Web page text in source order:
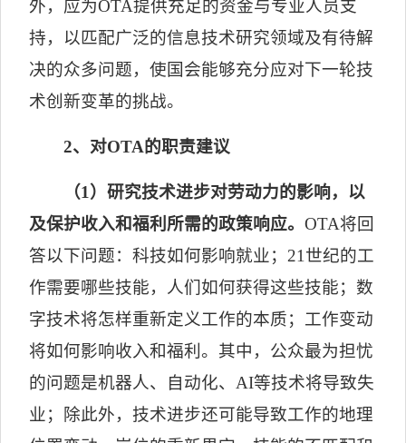
外，应为OTA提供充足的资金与专业人员支
持，以匹配广泛的信息技术研究领域及有待解
决的众多问题，使国会能够充分应对下一轮技
术创新变革的挑战。
2、对OTA的职责建议
（1 ）研究技术进步对劳动力的影响，以
及保护收入和福利所需的政策响应。OTA将回
答以下问题：科技如何影响就业； 21 世纪的工
作需要哪些技能，人们如何获得这些技能；数
字技术将怎样重新定义工作的本质；工作变动
将如何影响收入和福利。其中，公众最为担忧
的问题是机器人、自动化、 AI等技术将导致失
业；除此外，技术进步还可能导致工作的地理